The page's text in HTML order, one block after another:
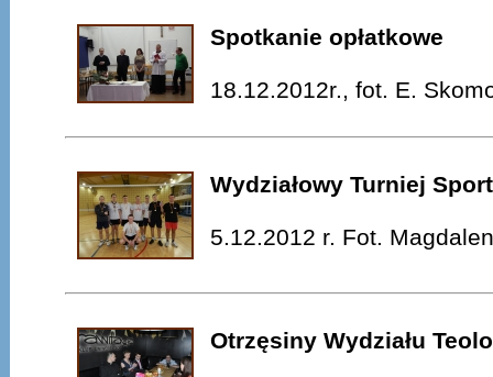
Spotkanie opłatkowe
18.12.2012r., fot. E.
Wydziałowy Turniej
5.12.2012 r. Fot.
Otrzęsiny Wydziału